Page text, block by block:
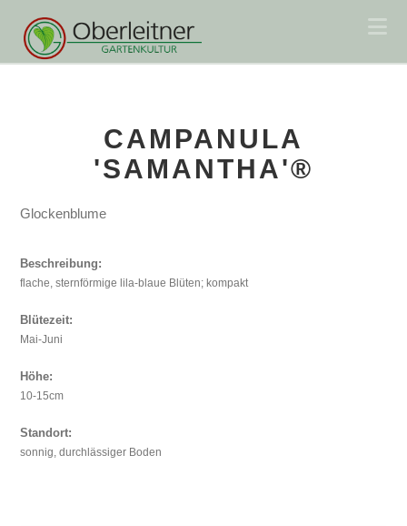
CAMPANULA
'SAMANTHA'®
Glockenblume
Beschreibung:
flache, sternförmige lila-blaue Blüten; kompakt
Blütezeit:
Mai-Juni
Höhe:
10-15cm
Standort:
sonnig, durchlässiger Boden